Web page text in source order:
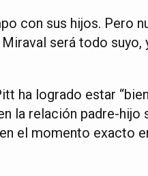
con sus hijos. Pero
será todo suyo,
ha logrado estar
la relación padre-
el momento exacto